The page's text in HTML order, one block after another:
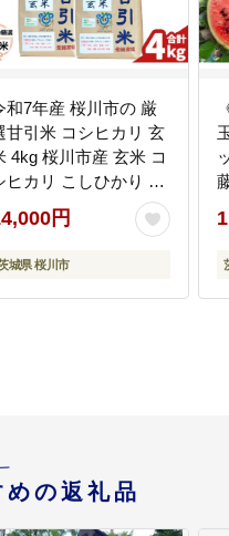
和7年産 桜川市の 厳
甘引米 コシヒカリ 玄
4kg 桜川市産 玄米 コ
ヒカリ こしひかり 米
こめ コメ 茨城県 いばら
有機肥料 [BA005sa]
円
城県 桜川市
の返礼品